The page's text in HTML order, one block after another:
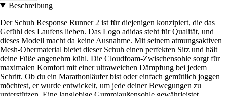
Beschreibung
Der Schuh Response Runner 2 ist für diejenigen konzipiert, die das
Gefühl des Laufens lieben. Das Logo adidas steht für Qualität, und
dieses Modell macht da keine Ausnahme. Mit seinem atmungsaktiven
Mesh-Obermaterial bietet dieser Schuh einen perfekten Sitz und hält
deine Füße angenehm kühl. Die Cloudfoam-Zwischensohle sorgt für
maximalen Komfort mit einer ultraweichen Dämpfung bei jedem
Schritt. Ob du ein Marathonläufer bist oder einfach gemütlich joggen
möchtest, er wurde entwickelt, um jede deiner Bewegungen zu